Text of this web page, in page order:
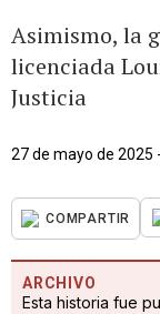
Asimismo, la
licenciada
Justicia
27 de mayo de 2025
COMPARTIR
ARCHIVO
Esta historia fue